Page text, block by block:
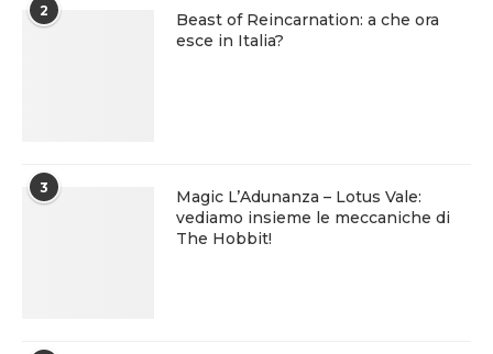
2
Beast of Reincarnation: a che ora
esce in Italia?
3
Magic L’Adunanza – Lotus Vale:
vediamo insieme le meccaniche di
The Hobbit!